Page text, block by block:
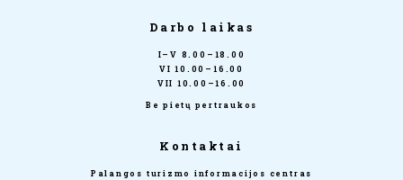
Darbo laikas
I–V 8.00–18.00
VI 10.00–16.00
VII 10.00–16.00
Be pietų pertraukos
Kontaktai
Palangos turizmo informacijos centras